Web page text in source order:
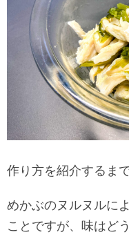
作り方を紹介するま
めかぶのヌルヌルに
ことですが、味はど